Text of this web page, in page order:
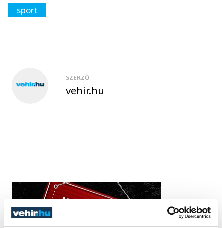
sport
SZERZŐ
vehir.hu